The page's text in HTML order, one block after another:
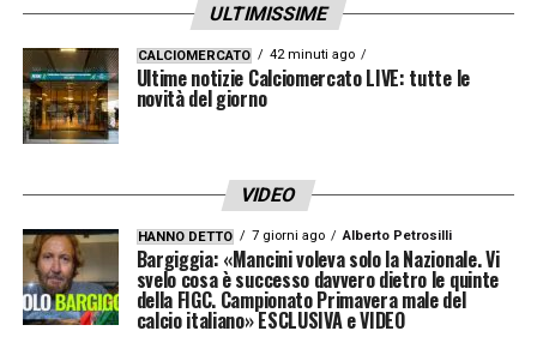
ULTIMISSIME
CALCIOMERCATO 42 minuti ago
Ultime notizie Calciomercato LIVE: tutte le
novità del giorno
VIDEO
HANNO DETTO 7 giorni ago Alberto Petrosilli
Bargiggia: «Mancini voleva solo la Nazionale. Vi
svelo cosa è successo davvero dietro le quinte
della FIGC. Campionato Primavera male del
calcio italiano» ESCLUSIVA e VIDEO